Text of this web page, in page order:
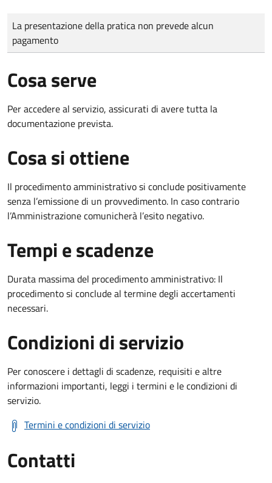
Tipo di pagamento
Importo
La presentazione della pratica non prevede alcun
pagamento
Cosa serve
Per accedere al servizio, assicurati di avere tutta la
documentazione prevista.
Cosa si ottiene
Il procedimento amministrativo si conclude positivamente
senza l’emissione di un provvedimento. In caso contrario
l’Amministrazione comunicherà l’esito negativo.
Tempi e scadenze
Durata massima del procedimento amministrativo: Il
procedimento si conclude al termine degli accertamenti
necessari.
Condizioni di servizio
Per conoscere i dettagli di scadenze, requisiti e altre
informazioni importanti, leggi i termini e le condizioni di
servizio.
Termini e condizioni di servizio
Contatti